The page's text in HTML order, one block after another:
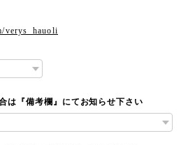
verys_hauoli
は『備考欄』にてお知らせ下さい